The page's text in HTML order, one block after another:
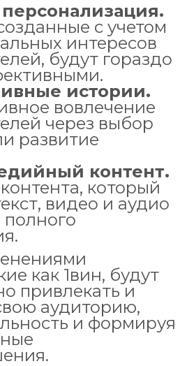
персонализация.
с учетом
интересов
будут гораздо
истории.
вовлечение
через выбор
развитие
контент.
который
видео и аудио
как 1вин, будут
привлекать и
аудиторию,
и формируя